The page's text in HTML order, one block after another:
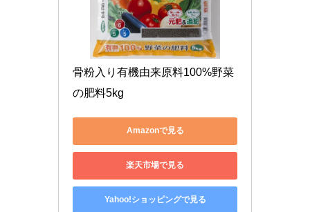
骨粉入り有機由来原料100%野菜
の肥料5kg
Amazonで見る
楽天市場で見る
Yahoo!ショッピングで見る